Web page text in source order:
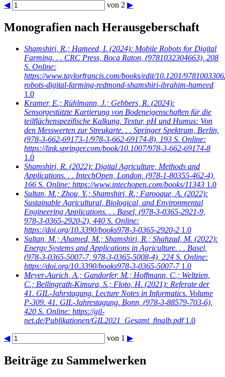
◀ von 2 ▶
Monografien nach Herausgeberschaft
Shamshiri, R.; Hameed, I. (2024): Mobile Robots for Digital
Farming. . . CRC Press, Boca Raton, (9781032304663), 208
S. Online:
https://www.taylorfrancis.com/books/edit/10.1201/
robots-digital-farming-redmond-shamshiri-ibrahim-hameed
1.0
Kramer, E.; Rühlmann, J.; Gebbers, R. (2024):
Sensorgestützte Kartierung von Bodeneigenschaften für die
teilflächenspezifische Kalkung. Textur, pH und Humus: Von
den Messwerten zur Streukarte. . . Springer Spektrum, Berlin,
(978-3-662-69173-1/978-3-662-69174-8), 193 S. Online:
https://link.springer.com/book/10.1007/978-3-662-69174-8
1.0
Shamshiri, R. (2022): Digital Agriculture, Methods and
Applications. . . IntechOpen, London, (978-1-80355-462-4),
166 S. Online: https://www.intechopen.com/books/11343 1.0
Sultan, M.; Zhou, Y.; Shamshiri, R.; Farooque, A. (2022):
Sustainable Agricultural, Biological, and Environmental
Engineering Applications. . . Basel, (978-3-0365-2921-9,
978-3-0365-2920-2), 440 S. Online:
https://doi.org/10.3390/books978-3-0365-2920-2 1.0
Sultan, M.; Ahamed, M.; Shamshiri, R.; Shahzad, M. (2022):
Energy Systems and Applications in Agriculture. . . Basel,
(978-3-0365-5007-7, 978-3-0365-5008-4), 224 S. Online:
https://doi.org/10.3390/books978-3-0365-5007-7 1.0
Meyer-Aurich, A.; Gandorfer, M.; Hoffmann, C.; Weltzien,
C.; Bellingrath-Kimura, S.; Floto, H. (2021): Referate der
41. GIL-Jahrstagung. Lecture Notes in Informatics. Volume
P-309. 41. GIL-Jahrestagung. Bonn, (978-3-88579-703-6),
420 S. Online: https://gil-
net.de/Publikationen/GIL2021_Gesamt_finalb.pdf 1.0
◀ von 1 ▶
Beiträge zu Sammelwerken